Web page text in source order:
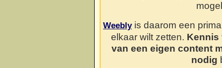
Weeblyis daarom een
elkaar wilt zetten. Kennis
van een eigen content
nodig